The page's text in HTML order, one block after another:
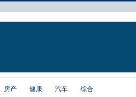
房产 健康 汽车 综合